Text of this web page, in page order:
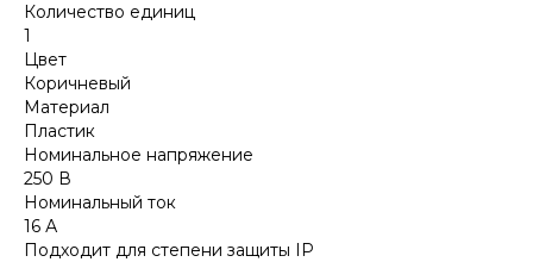
Количество единиц
1
Цвет
Коричневый
Материал
Пластик
Номинальное напряжение
250 В
Номинальный ток
16 А
Подходит для степени защиты IP